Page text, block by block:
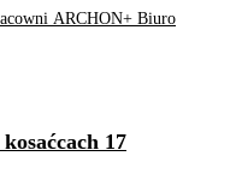
ARCHON+ Biuro
17